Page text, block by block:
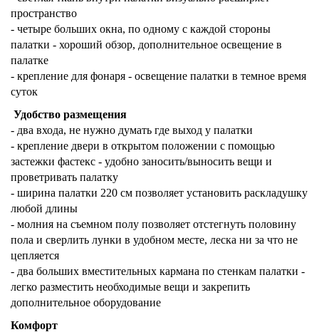
пространство
- четыре больших окна, по одному с каждой стороны
палатки - хороший обзор, дополнительное освещение в
палатке
- крепление для фонаря - освещение палатки в темное время
суток
Удобство размещения
- два входа, не нужно думать где выход у палатки
- крепление двери в открытом положении с помощью
застежки фастекс - удобно заносить/выносить вещи и
проветривать палатку
- ширина палатки 220 см позволяет установить раскладушку
любой длины
- молния на съемном полу позволяет отстегнуть половину
пола и сверлить лунки в удобном месте, леска ни за что не
цепляется
- два больших вместительных кармана по стенкам палатки -
легко разместить необходимые вещи и закрепить
дополнительное оборудование
Комфорт